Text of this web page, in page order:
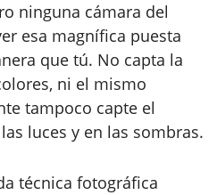
ninguna cámara del
esa magnífica puesta
que tú. No capta la
ni el mismo
tampoco capte el
luces y en las sombras.
técnica fotográfica